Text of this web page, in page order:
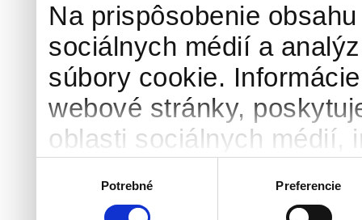
Na prispôsobenie
sociálnych médií a
súbory cookie.
webové stránky,
oblasti sociálnych médií,
ktoré ste im poskytli
Potrebné Preferencie